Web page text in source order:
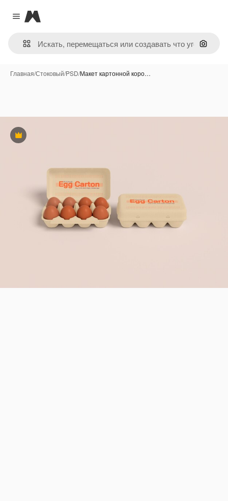
Close menu
Magnific
Поиск
Главная/Стоковый/PSD/Макет картонной коро…
Премиум